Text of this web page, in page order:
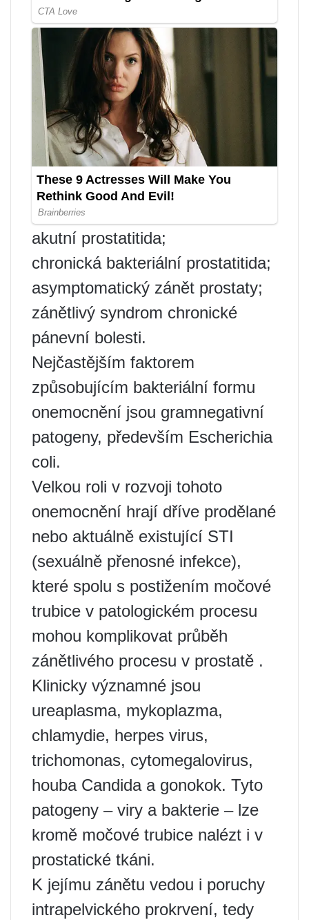
akutní prostatitida;
chronická bakteriální prostatitida;
asymptomatický zánět prostaty;
zánětlivý syndrom chronické
pánevní bolesti.
Nejčastějším faktorem
způsobujícím bakteriální formu
onemocnění jsou gramnegativní
patogeny, především Escherichia
coli.
Velkou roli v rozvoji tohoto
onemocnění hrají dříve prodělané
nebo aktuálně existující STI
(sexuálně přenosné infekce),
které spolu s postižením močové
trubice v patologickém procesu
mohou komplikovat průběh
zánětlivého procesu v prostatě .
Klinicky významné jsou
ureaplasma, mykoplazma,
chlamydie, herpes virus,
trichomonas, cytomegalovirus,
houba Candida a gonokok. Tyto
patogeny – viry a bakterie – lze
kromě močové trubice nalézt i v
prostatické tkáni.
K jejímu zánětu vedou i poruchy
intrapelvického prokrvení, tedy